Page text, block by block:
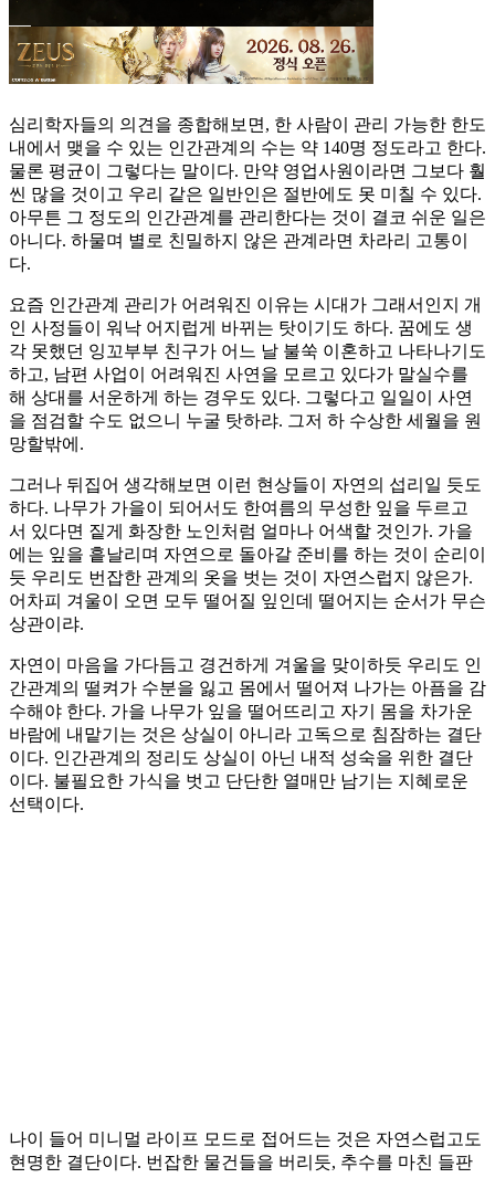
심리학자들의 의견을 종합해보면, 한 사람이 관리 가능한 한도
내에서 맺을 수 있는 인간관계의 수는 약 140명 정도라고 한다.
물론 평균이 그렇다는 말이다. 만약 영업사원이라면 그보다 훨
씬 많을 것이고 우리 같은 일반인은 절반에도 못 미칠 수 있다.
아무튼 그 정도의 인간관계를 관리한다는 것이 결코 쉬운 일은
아니다. 하물며 별로 친밀하지 않은 관계라면 차라리 고통이
다.
요즘 인간관계 관리가 어려워진 이유는 시대가 그래서인지 개
인 사정들이 워낙 어지럽게 바뀌는 탓이기도 하다. 꿈에도 생
각 못했던 잉꼬부부 친구가 어느 날 불쑥 이혼하고 나타나기도
하고, 남편 사업이 어려워진 사연을 모르고 있다가 말실수를
해 상대를 서운하게 하는 경우도 있다. 그렇다고 일일이 사연
을 점검할 수도 없으니 누굴 탓하랴. 그저 하 수상한 세월을 원
망할밖에.
그러나 뒤집어 생각해보면 이런 현상들이 자연의 섭리일 듯도
하다. 나무가 가을이 되어서도 한여름의 무성한 잎을 두르고
서 있다면 짙게 화장한 노인처럼 얼마나 어색할 것인가. 가을
에는 잎을 흩날리며 자연으로 돌아갈 준비를 하는 것이 순리이
듯 우리도 번잡한 관계의 옷을 벗는 것이 자연스럽지 않은가.
어차피 겨울이 오면 모두 떨어질 잎인데 떨어지는 순서가 무슨
상관이랴.
자연이 마음을 가다듬고 경건하게 겨울을 맞이하듯 우리도 인
간관계의 떨켜가 수분을 잃고 몸에서 떨어져 나가는 아픔을 감
수해야 한다. 가을 나무가 잎을 떨어뜨리고 자기 몸을 차가운
바람에 내맡기는 것은 상실이 아니라 고독으로 침잠하는 결단
이다. 인간관계의 정리도 상실이 아닌 내적 성숙을 위한 결단
이다. 불필요한 가식을 벗고 단단한 열매만 남기는 지혜로운
선택이다.
나이 들어 미니멀 라이프 모드로 접어드는 것은 자연스럽고도
현명한 결단이다. 번잡한 물건들을 버리듯, 추수를 마친 들판